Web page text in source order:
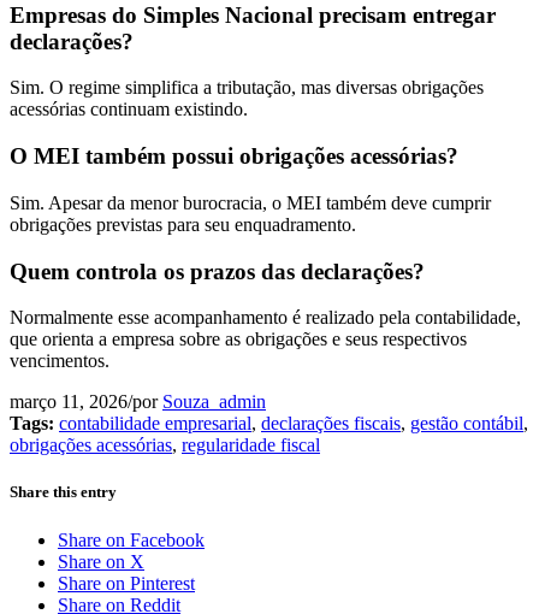
Empresas do Simples Nacional precisam entregar
declarações?
Sim. O regime simplifica a tributação, mas diversas obrigações
acessórias continuam existindo.
O MEI também possui obrigações acessórias?
Sim. Apesar da menor burocracia, o MEI também deve cumprir
obrigações previstas para seu enquadramento.
Quem controla os prazos das declarações?
Normalmente esse acompanhamento é realizado pela contabilidade,
que orienta a empresa sobre as obrigações e seus respectivos
vencimentos.
março 11, 2026/por Souza_admin
Tags: contabilidade empresarial, declarações fiscais, gestão contábil,
obrigações acessórias, regularidade fiscal
Share this entry
Share on Facebook
Share on X
Share on Pinterest
Share on Reddit